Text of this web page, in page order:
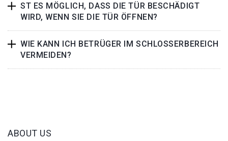
ST ES MÖGLICH, DASS DIE TÜR BESCHÄDIGT
WIRD, WENN SIE DIE TÜR ÖFFNEN?
WIE KANN ICH BETRÜGER IM SCHLOSSERBEREICH
VERMEIDEN?
ABOUT US